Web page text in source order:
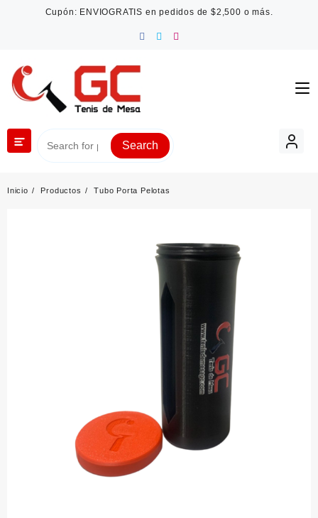
Cupón: ENVIOGRATIS en pedidos de $2,500 o más.
Search
Inicio Productos Tubo Porta Pelotas